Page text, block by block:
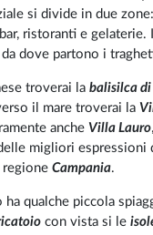
si divide in due
ristoranti e
da dove partono i
troverai labalisilca di
il mare troverai la
anche Villa Lauro
migliori espressioni
regioneCampania.
ha qualche piccola
con vista si le